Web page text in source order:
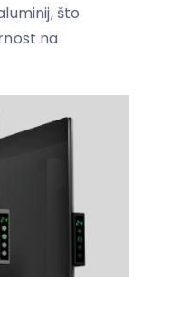
što
na